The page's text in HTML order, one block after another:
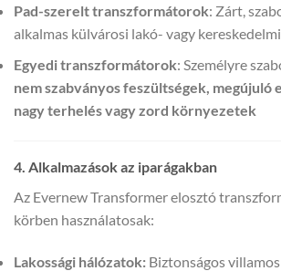
Pad-szerelt transzformátorok: Zárt,
alkalmas külvárosi lakó- vagy
Egyedi transzformátorok: Személyre
nem szabványos feszültségek, megújuló
nagy terhelés vagy zord környezetek
4. Alkalmazások az iparágakban
Az Evernew Transformer elosztó
körben használatosak:
Lakossági hálózatok: Biztonságos